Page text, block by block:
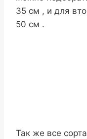
35 см , и для
50 см .
Так же все